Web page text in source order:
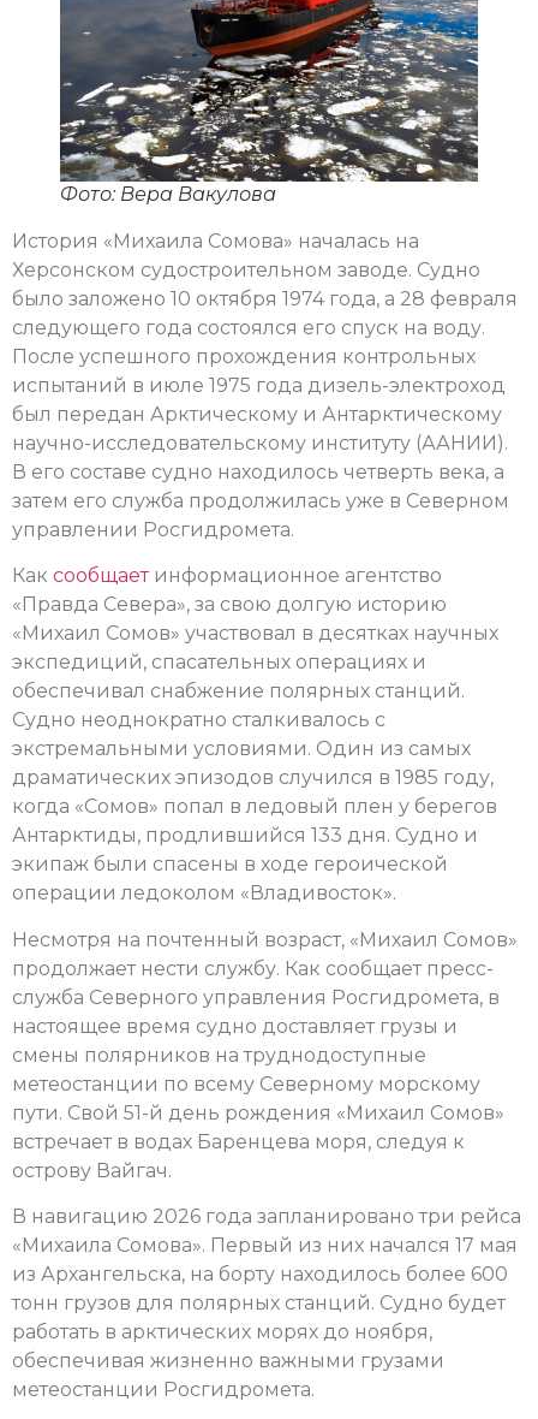
Фото: Вера Вакулова
История «Михаила Сомова» началась на
Херсонском судостроительном заводе. Судно
было заложено 10 октября 1974 года, а 28 февраля
следующего года состоялся его спуск на воду.
После успешного прохождения контрольных
испытаний в июле 1975 года дизель-электроход
был передан Арктическому и Антарктическому
научно-исследовательскому институту (ААНИИ).
В его составе судно находилось четверть века, а
затем его служба продолжилась уже в Северном
управлении Росгидромета.
Как сообщает информационное агентство
«Правда Севера», за свою долгую историю
«Михаил Сомов» участвовал в десятках научных
экспедиций, спасательных операциях и
обеспечивал снабжение полярных станций.
Судно неоднократно сталкивалось с
экстремальными условиями. Один из самых
драматических эпизодов случился в 1985 году,
когда «Сомов» попал в ледовый плен у берегов
Антарктиды, продлившийся 133 дня. Судно и
экипаж были спасены в ходе героической
операции ледоколом «Владивосток».
Несмотря на почтенный возраст, «Михаил Сомов»
продолжает нести службу. Как сообщает пресс-
служба Северного управления Росгидромета, в
настоящее время судно доставляет грузы и
смены полярников на труднодоступные
метеостанции по всему Северному морскому
пути. Свой 51-й день рождения «Михаил Сомов»
встречает в водах Баренцева моря, следуя к
острову Вайгач.
В навигацию 2026 года запланировано три рейса
«Михаила Сомова». Первый из них начался 17 мая
из Архангельска, на борту находилось более 600
тонн грузов для полярных станций. Судно будет
работать в арктических морях до ноября,
обеспечивая жизненно важными грузами
метеостанции Росгидромета.